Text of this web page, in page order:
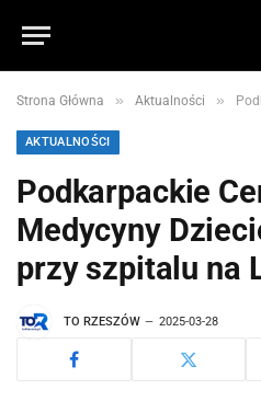
Strona Główna » Aktualności »
AKTUALNOŚCI
Podkarpackie
Medycyny
przy szpitalu na
TO RZESZÓW 2025-03-28